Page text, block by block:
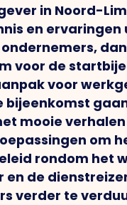
in Noord-
en ervaringen
voor de
voor
bijeenkomst
mooie verhalen
om
rondom het
en de
verder te